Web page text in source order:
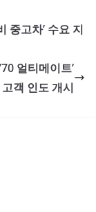
중고차’ 수요 지
얼티메이트’
객 인도 개시